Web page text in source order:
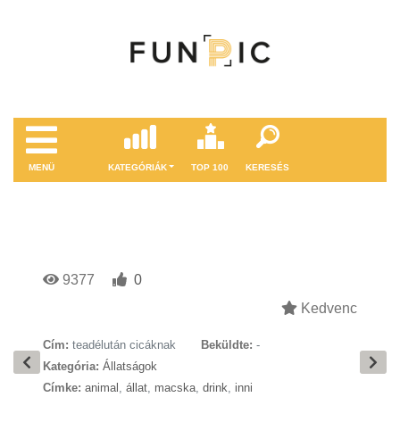
MENÜ KATEGÓRIÁK TOP 100 KERESÉS
9377
0
Kedvenc
Cím: teadélután cicáknak Beküldte: -
Kategória: Állatságok
Címke: animal , állat, macska, drink, inni